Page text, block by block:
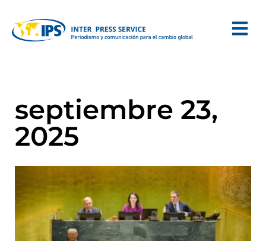
septiembre 23,
2025